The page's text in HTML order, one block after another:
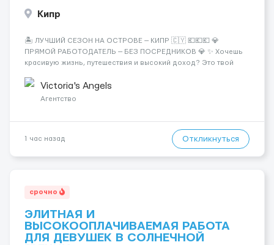
Кипр
🏝️ ЛУЧШИЙ СЕЗОН НА ОСТРОВЕ — КИПР 🇨🇾 💶💶💶 💎
ПРЯМОЙ РАБОТОДАТЕЛЬ — БЕЗ ПОСРЕДНИКОВ 💎 ✨ Хочешь
красивую жизнь, путешествия и высокий доход? Это твой
Опытная команда с годами практики — Стабильный поток
клиентов (без ...
Victoria's Angels
Агентство
1 час назад Откликнуться
срочно
ЭЛИТНАЯ И
ВЫСОКООПЛАЧИВАЕМАЯ РАБОТА
ДЛЯ ДЕВУШЕК В СОЛНЕЧНОЙ